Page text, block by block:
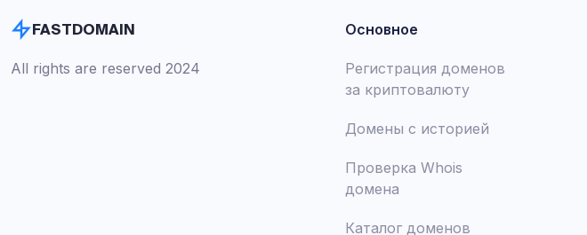
FASTDOMAIN
All rights are reserved 2024
Основное
Регистрация доменов
за криптовалюту
Домены с историей
Проверка Whois
домена
Каталог доменов